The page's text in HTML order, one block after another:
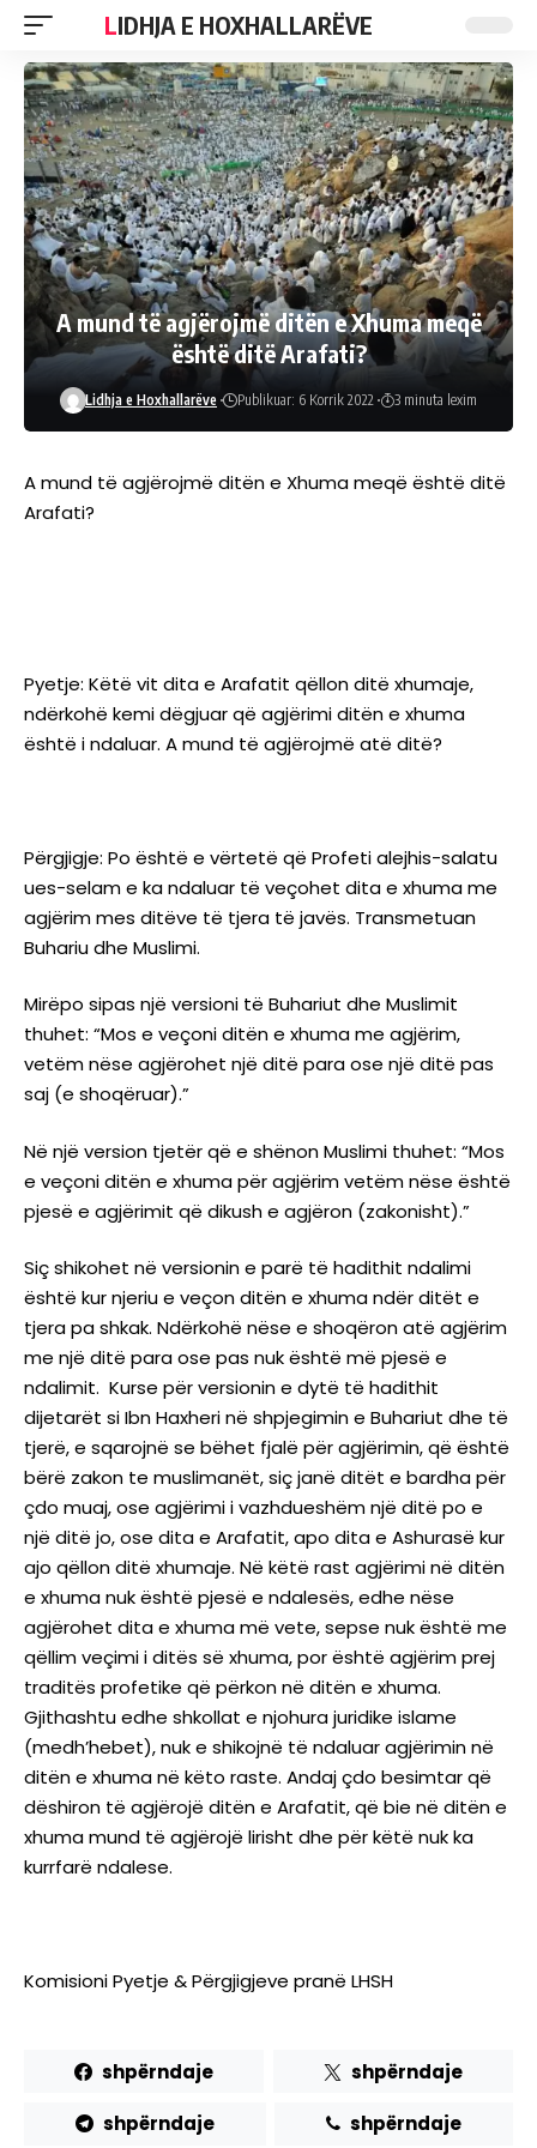
LIDHJA E HOXHALLARËVE
A mund të agjërojmë ditën e Xhuma meqë
është ditë Arafati?
Lidhja e Hoxhallarëve Publikuar: 6 Korrik 2022 3 minuta lexim
A mund të agjërojmë ditën e Xhuma meqë është ditë
Arafati?
Pyetje: Këtë vit dita e Arafatit qëllon ditë xhumaje,
ndërkohë kemi dëgjuar që agjërimi ditën e xhuma
është i ndaluar. A mund të agjërojmë atë ditë?
Përgjigje: Po është e vërtetë që Profeti alejhis-salatu
ues-selam e ka ndaluar të veçohet dita e xhuma me
agjërim mes ditëve të tjera të javës. Transmetuan
Buhariu dhe Muslimi.
Mirëpo sipas një versioni të Buhariut dhe Muslimit
thuhet: “Mos e veçoni ditën e xhuma me agjërim,
vetëm nëse agjërohet një ditë para ose një ditë pas
saj (e shoqëruar).”
Në një version tjetër që e shënon Muslimi thuhet: “Mos
e veçoni ditën e xhuma për agjërim vetëm nëse është
pjesë e agjërimit që dikush e agjëron (zakonisht).”
Siç shikohet në versionin e parë të hadithit ndalimi
është kur njeriu e veçon ditën e xhuma ndër ditët e
tjera pa shkak. Ndërkohë nëse e shoqëron atë agjërim
me një ditë para ose pas nuk është më pjesë e
ndalimit. Kurse për versionin e dytë të hadithit
dijetarët si Ibn Haxheri në shpjegimin e Buhariut dhe të
tjerë, e sqarojnë se bëhet fjalë për agjërimin, që është
bërë zakon te muslimanët, siç janë ditët e bardha për
çdo muaj, ose agjërimi i vazhdueshëm një ditë po e
një ditë jo, ose dita e Arafatit, apo dita e Ashurasë kur
ajo qëllon ditë xhumaje. Në këtë rast agjërimi në ditën
e xhuma nuk është pjesë e ndalesës, edhe nëse
agjërohet dita e xhuma më vete, sepse nuk është me
qëllim veçimi i ditës së xhuma, por është agjërim prej
traditës profetike që përkon në ditën e xhuma.
Gjithashtu edhe shkollat e njohura juridike islame
(medh’hebet), nuk e shikojnë të ndaluar agjërimin në
ditën e xhuma në këto raste. Andaj çdo besimtar që
dëshiron të agjërojë ditën e Arafatit, që bie në ditën e
xhuma mund të agjërojë lirisht dhe për këtë nuk ka
kurrfarë ndalese.
Komisioni Pyetje & Përgjigjeve pranë LHSH
shpërndaje shpërndaje
shpërndaje shpërndaje